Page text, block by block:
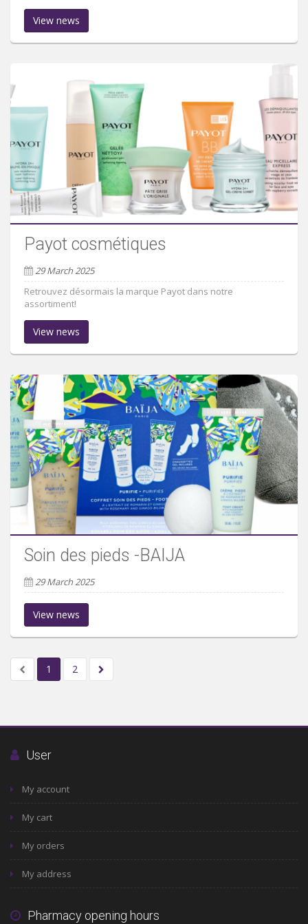
View news
Payot cosmétiques
29 March 2025
Retrouvez désormais la marque Payot dans notre
assortiment!
View news
Soin des pieds -BAIJA
29 March 2025
View news
1 2
User
My account
My cart
My orders
My address
Pharmacy opening hours